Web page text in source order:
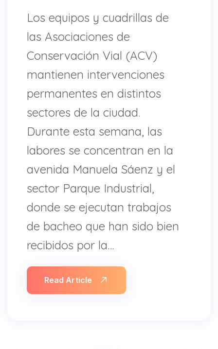
Los equipos y cuadrillas de
las Asociaciones de
Conservación Vial (ACV)
mantienen intervenciones
permanentes en distintos
sectores de la ciudad.
Durante esta semana, las
labores se concentran en la
avenida Manuela Sáenz y el
sector Parque Industrial,
donde se ejecutan trabajos
de bacheo que han sido bien
recibidos por la…
Read Article